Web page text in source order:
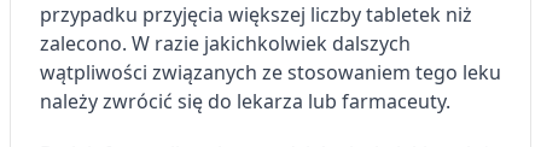
przypadku przyjęcia większej liczby tabletek niż
zalecono. W razie jakichkolwiek dalszych
wątpliwości związanych ze stosowaniem tego leku
należy zwrócić się do lekarza lub farmaceuty.